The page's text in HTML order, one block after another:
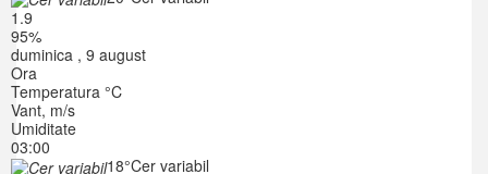
1.9
95%
duminica , 9 august
Ora
Temperatura °C
Vant, m/s
Umiditate
03:00
18°Cer variabil